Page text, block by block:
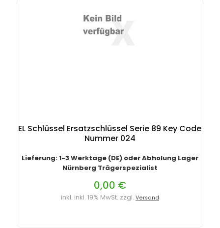
EL Schlüssel Ersatzschlüssel Serie 89 Key Code
Nummer 024
Lieferung: 1-3 Werktage (DE) oder Abholung Lager
Nürnberg Trägerspezialist
0,00 €
inkl. inkl. 19% MwSt. zzgl. Versand